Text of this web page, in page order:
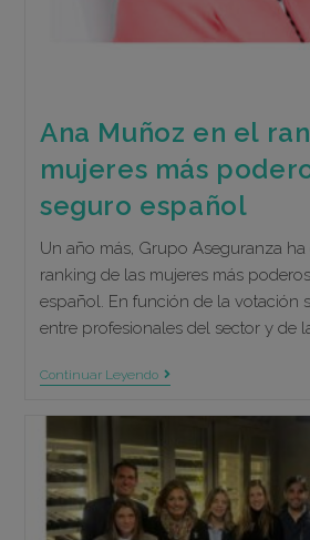
Ana Muñoz en el
mujeres más
seguro español
Un año más, Grupo Aseguranza
ranking de las mujeres más
español. En función de la votación
entre profesionales del sector y de
Continuar LeyendoAna
Ranking
De
Las
Mujeres
Más
Poderosas